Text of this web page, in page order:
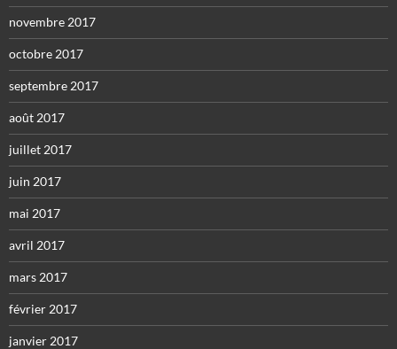
novembre 2017
octobre 2017
septembre 2017
août 2017
juillet 2017
juin 2017
mai 2017
avril 2017
mars 2017
février 2017
janvier 2017